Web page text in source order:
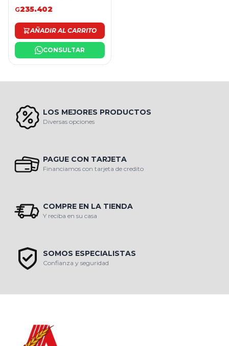
G235.402
AÑADIR AL CARRITO
CONSULTAR
LOS MEJORES PRODUCTOS
Diversas opciones
PAGUE CON TARJETA
Financiamos con tarjeta de credito
COMPRE EN LA TIENDA
Y reciba en su casa
SOMOS ESPECIALISTAS
Confianza y seguridad